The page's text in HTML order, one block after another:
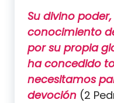
Su divino
conocimiento
por su propia
ha concedido
necesitamos
devoción (2